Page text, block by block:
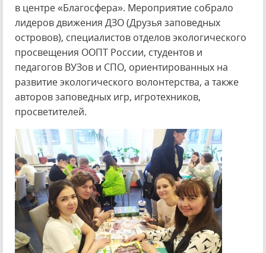
в центре «Благосфера». Мероприятие собрало
лидеров движения ДЗО (Друзья заповедных
островов), специалистов отделов экологического
просвещения ООПТ России, студентов и
педагогов ВУЗов и СПО, ориентированных на
развитие экологического волонтерства, а также
авторов заповедных игр, игротехников,
просветителей.